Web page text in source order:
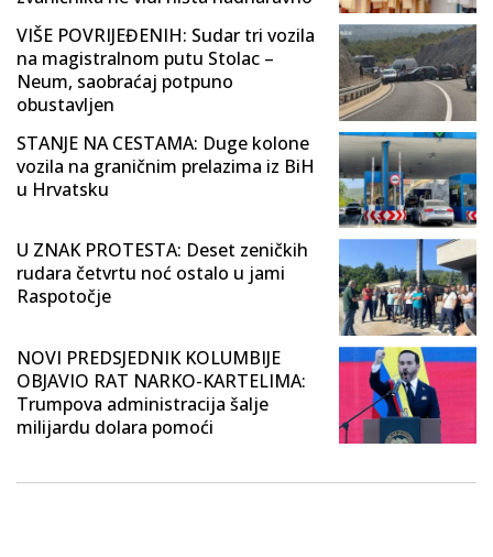
VIŠE POVRIJEĐENIH: Sudar tri vozila
na magistralnom putu Stolac –
Neum, saobraćaj potpuno
obustavljen
STANJE NA CESTAMA: Duge kolone
vozila na graničnim prelazima iz BiH
u Hrvatsku
U ZNAK PROTESTA: Deset zeničkih
rudara četvrtu noć ostalo u jami
Raspotočje
NOVI PREDSJEDNIK KOLUMBIJE
OBJAVIO RAT NARKO-KARTELIMA:
Trumpova administracija šalje
milijardu dolara pomoći